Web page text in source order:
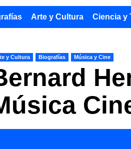
Arte y Cultura Ciencia y
y Cultura Biografías Música y Cine